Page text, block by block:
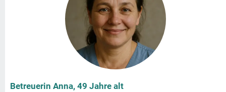
Betreuerin Anna, 49 Jahre alt